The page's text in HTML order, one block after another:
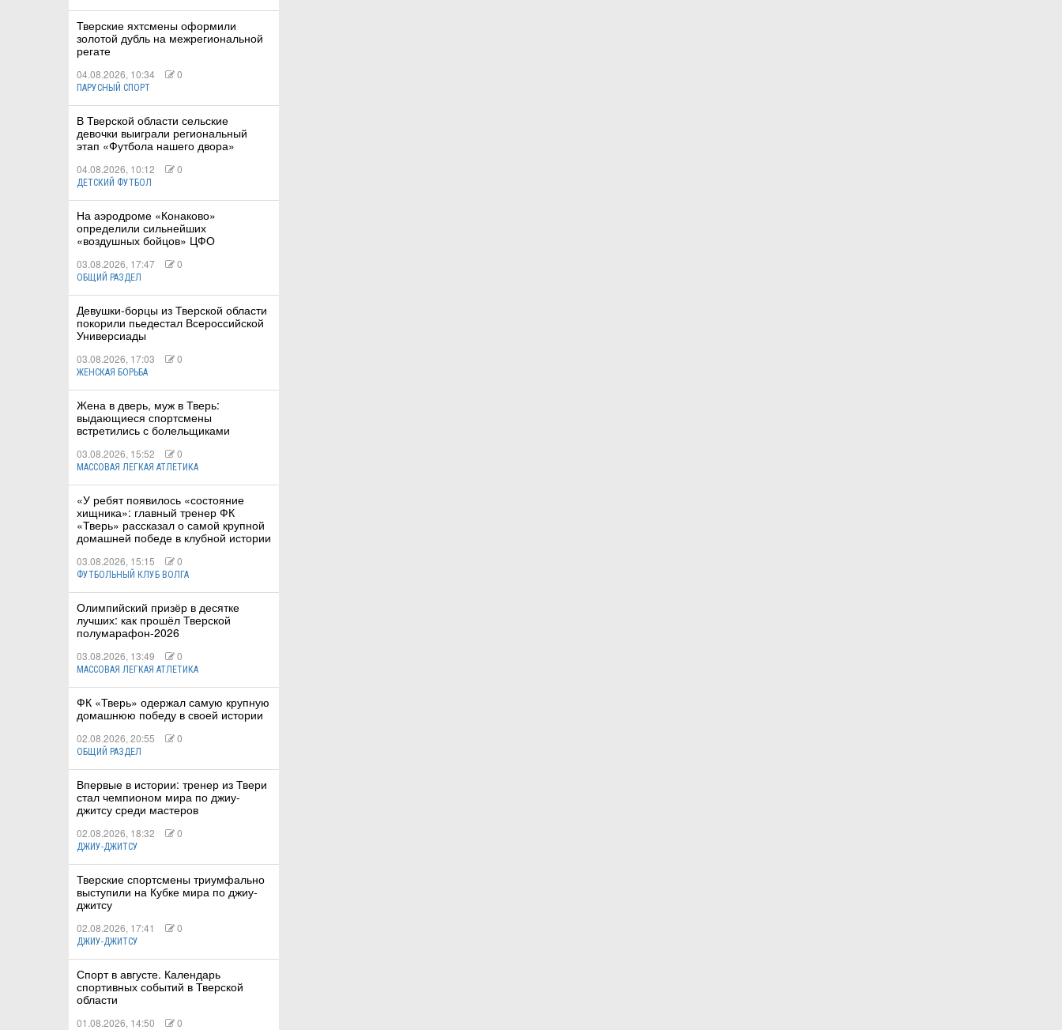
Тверские яхтсмены оформили
золотой дубль на межрегиональной
регате
04.08.2026, 10:34 0
ПАРУСНЫЙ СПОРТ
В Тверской области сельские
девочки выиграли региональный
этап «Футбола нашего двора»
04.08.2026, 10:12 0
ДЕТСКИЙ ФУТБОЛ
На аэродроме «Конаково»
определили сильнейших
«воздушных бойцов» ЦФО
03.08.2026, 17:47 0
ОБЩИЙ РАЗДЕЛ
Девушки-борцы из Тверской области
покорили пьедестал Всероссийской
Универсиады
03.08.2026, 17:03 0
ЖЕНСКАЯ БОРЬБА
Жена в дверь, муж в Тверь:
выдающиеся спортсмены
встретились с болельщиками
03.08.2026, 15:52 0
МАССОВАЯ ЛЕГКАЯ АТЛЕТИКА
«У ребят появилось «состояние
хищника»: главный тренер ФК
«Тверь» рассказал о самой крупной
домашней победе в клубной истории
03.08.2026, 15:15 0
ФУТБОЛЬНЫЙ КЛУБ ВОЛГА
Олимпийский призёр в десятке
лучших: как прошёл Тверской
полумарафон-2026
03.08.2026, 13:49 0
МАССОВАЯ ЛЕГКАЯ АТЛЕТИКА
ФК «Тверь» одержал самую крупную
домашнюю победу в своей истории
02.08.2026, 20:55 0
ОБЩИЙ РАЗДЕЛ
Впервые в истории: тренер из Твери
стал чемпионом мира по джиу-
джитсу среди мастеров
02.08.2026, 18:32 0
ДЖИУ-ДЖИТСУ
Тверские спортсмены триумфально
выступили на Кубке мира по джиу-
джитсу
02.08.2026, 17:41 0
ДЖИУ-ДЖИТСУ
Спорт в августе. Календарь
спортивных событий в Тверской
области
01.08.2026, 14:50 0